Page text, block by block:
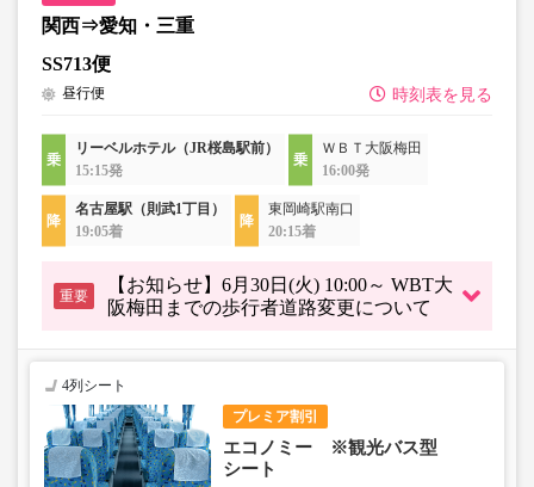
関西⇒愛知・三重
SS713便
時刻表を見る
昼行便
リーベルホテル（JR桜島駅前）
15:15発
ＷＢＴ大阪梅田
16:00発
名古屋駅（則武1丁目）
19:05着
東岡崎駅南口
20:15着
重要
【お知らせ】6月30日(火) 10:00～ WBT大
阪梅田までの歩行者道路変更について
プレミア割引
4列シート
エコノミー ※観光バス型
シート